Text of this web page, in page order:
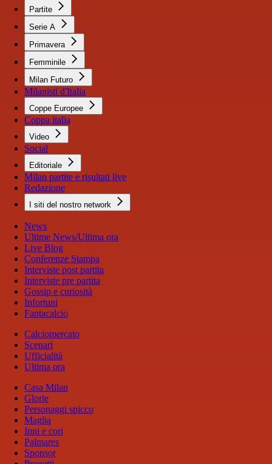
Partite
Serie A
Primavera
Femminile
Milan Futuro
Milanisti d'Italia
Coppe Europee
Coppa italia
Video
Social
Editoriale
Milan partite e risultati live
Redazione
I siti del nostro network
News
Ultime News/Ultima ora
Live Blog
Conferenze Stampa
Interviste post partita
Interviste pre partita
Gossip e curiosità
Infortuni
Fantacalcio
Calciomercato
Scenari
Ufficialità
Ultima ora
Casa Milan
Glorie
Personaggi spicco
Maglia
Inni e cori
Palmares
Sponsor